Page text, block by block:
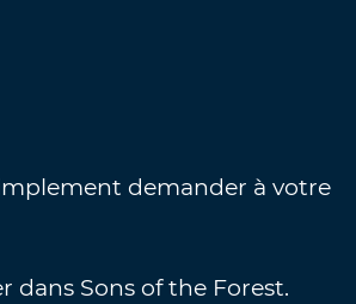
demander à votre
dans Sons of the Forest.